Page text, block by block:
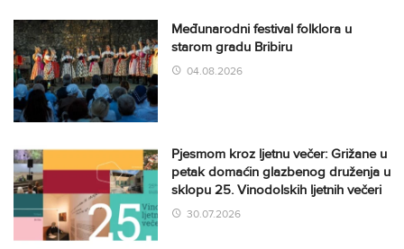
Međunarodni festival folklora u
starom gradu Bribiru
04.08.2026
Pjesmom kroz ljetnu večer: Grižane u
petak domaćin glazbenog druženja u
sklopu 25. Vinodolskih ljetnih večeri
30.07.2026